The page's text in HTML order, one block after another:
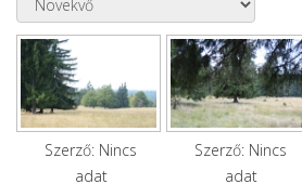
Szerző: Nincs
adat
Szerző: Nincs
adat